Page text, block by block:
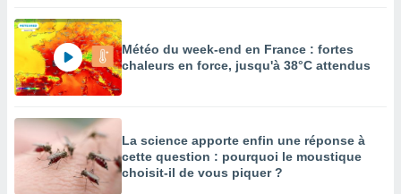
Météo du week-end en France : fortes
chaleurs en force, jusqu'à 38°C attendus
La science apporte enfin une réponse à
cette question : pourquoi le moustique
choisit-il de vous piquer ?